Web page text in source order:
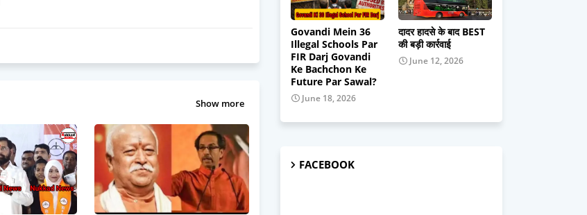
Show more
Govandi Mein 36
Illegal Schools Par
FIR Darj Govandi
Ke Bachchon Ke
Future Par Sawal?
June 18, 2026
दादर हादसे के बाद BEST
की बड़ी कार्रवाई
June 12, 2026
FACEBOOK